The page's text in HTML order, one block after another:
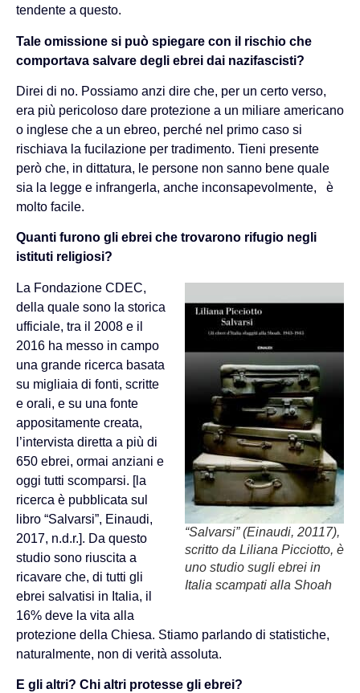
tendente a questo.
Tale omissione si può spiegare con il rischio che
comportava salvare degli ebrei dai nazifascisti?
Direi di no. Possiamo anzi dire che, per un certo verso,
era più pericoloso dare protezione a un miliare americano
o inglese che a un ebreo, perché nel primo caso si
rischiava la fucilazione per tradimento. Tieni presente
però che, in dittatura, le persone non sanno bene quale
sia la legge e infrangerla, anche inconsapevolmente, è
molto facile.
Quanti furono gli ebrei che trovarono rifugio negli
istituti religiosi?
“Salvarsi” (Einaudi, 20117),
scritto da Liliana Picciotto, è
uno studio sugli ebrei in
Italia scampati alla Shoah
La Fondazione CDEC,
della quale sono la storica
ufficiale, tra il 2008 e il
2016 ha messo in campo
una grande ricerca basata
su migliaia di fonti, scritte
e orali, e su una fonte
appositamente creata,
l’intervista diretta a più di
650 ebrei, ormai anziani e
oggi tutti scomparsi. [la
ricerca è pubblicata sul
libro “Salvarsi”, Einaudi,
2017, n.d.r.]. Da questo
studio sono riuscita a
ricavare che, di tutti gli
ebrei salvatisi in Italia, il
16% deve la vita alla
protezione della Chiesa. Stiamo parlando di statistiche,
naturalmente, non di verità assoluta.
E gli altri? Chi altri protesse gli ebrei?